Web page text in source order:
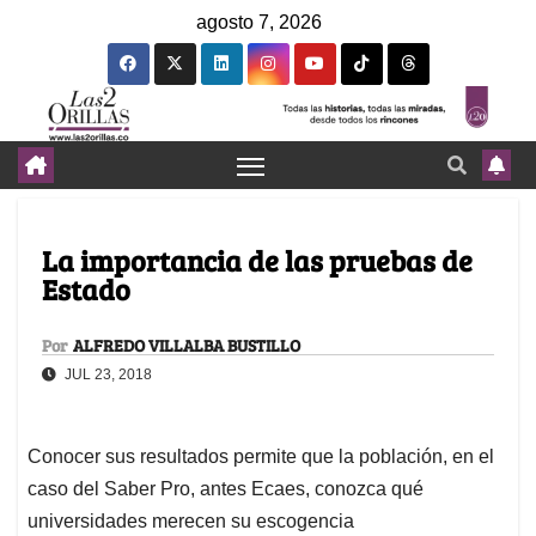
agosto 7, 2026
La importancia de las pruebas de
Estado
Por ALFREDO VILLALBA BUSTILLO
JUL 23, 2018
Conocer sus resultados permite que la población, en el
caso del Saber Pro, antes Ecaes, conozca qué
universidades merecen su escogencia